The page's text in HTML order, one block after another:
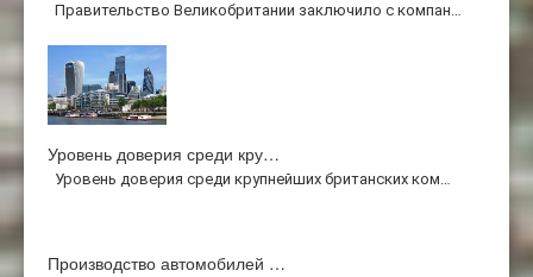
Правительство Великобритании заключило с компан…
Уровень доверия среди кру…
Уровень доверия среди крупнейших британских ком…
Производство автомобилей …